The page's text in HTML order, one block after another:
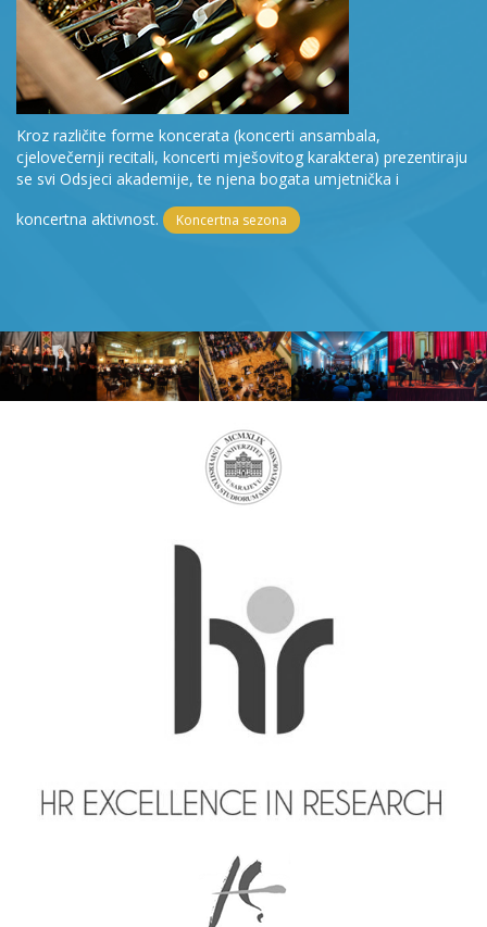
Kroz različite forme koncerata (koncerti ansambala,
cjelovečernji recitali, koncerti mješovitog karaktera) prezentiraju
se svi Odsjeci akademije, te njena bogata umjetnička i
koncertna aktivnost.
Koncertna sezona